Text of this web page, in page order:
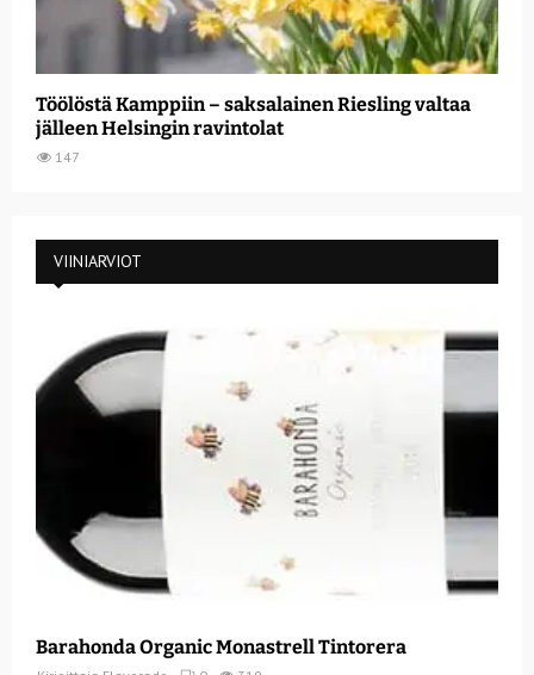
Töölöstä Kamppiin – saksalainen Riesling valtaa
jälleen Helsingin ravintolat
147
VIINIARVIOT
Barahonda Organic Monastrell Tintorera